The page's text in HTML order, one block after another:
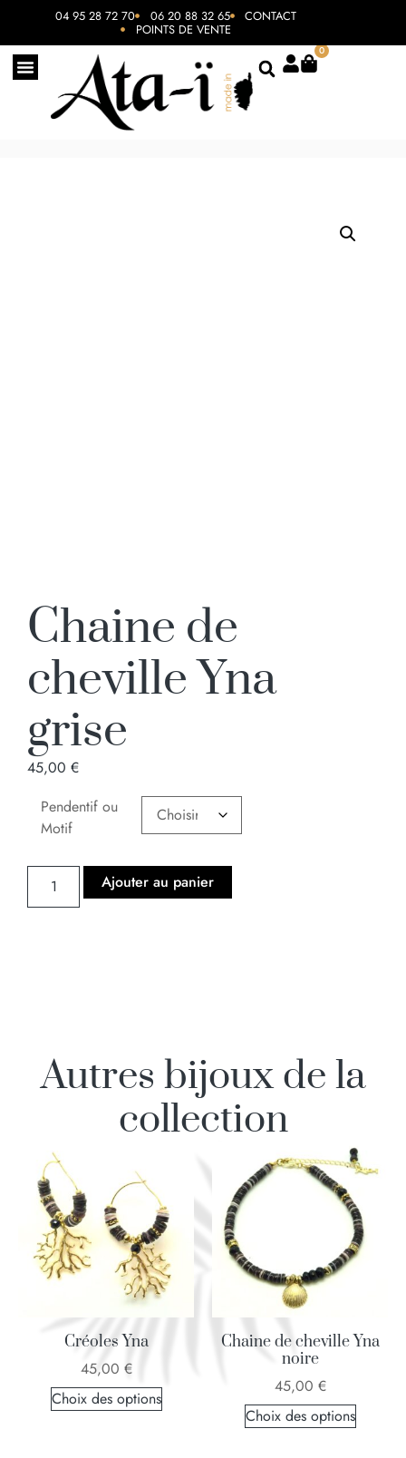
04 95 28 72 70 06 20 88 32 65 CONTACT
POINTS DE VENTE
0
Chaine de
cheville Yna
grise
45,00 €
Pendentif ou
Motif
Ajouter au panier
Autres bijoux de la
collection
Créoles Yna
45,00 €
Choix des options
Chaine de cheville Yna
noire
45,00 €
Choix des options